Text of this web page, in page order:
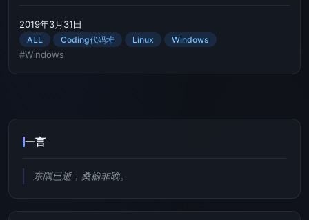
2019年3月31日
ALL Coding代码堆 Linux Windows
#Windows
一言
东隅已逝，桑榆非晚。